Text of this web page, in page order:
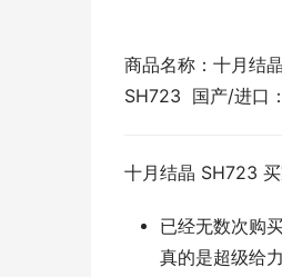
商品名称：十月结
SH723  国产/进口
十月结晶 SH723 买
已经无数次购
真的是超级给